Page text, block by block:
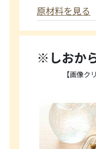
原材料を見る
※しおか
【画像ク